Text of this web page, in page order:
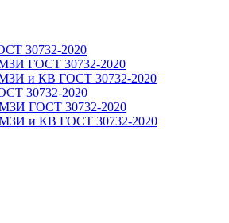
30732-2020
ГОСТ 30732-2020
и КВ ГОСТ 30732-2020
30732-2020
ГОСТ 30732-2020
и КВ ГОСТ 30732-2020